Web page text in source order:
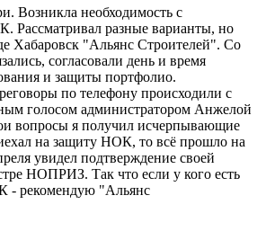
Возникла необходимость с
Рассматривал разные варианты, но
Хабаровск "Альянс Строителей". Со
согласовали день и время
и защиты портфолио.
по телефону происходили с
голосом администратором Анжелой
вопросы я получил исчерпывающие
на защиту НОК, то всё прошло на
увидел подтверждение своей
НОПРИЗ. Так что если у кого есть
- рекомендую "Альянс